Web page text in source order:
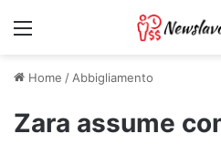
Menu
Home /Abbigliamento
Zara assume